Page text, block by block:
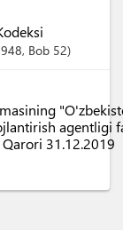
, Bob 52
agentligi
31.12.2019